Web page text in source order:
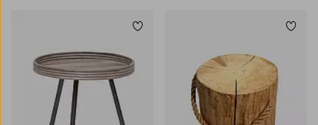
Tilføj til favoritter